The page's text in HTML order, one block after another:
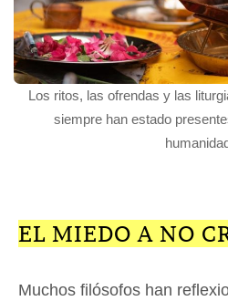
Los ritos, las ofrendas y las
siempre han estado
EL MIEDO A NO
Muchos filósofos han